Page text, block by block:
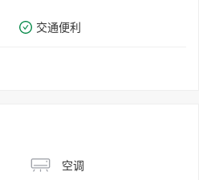
交通便利
空调